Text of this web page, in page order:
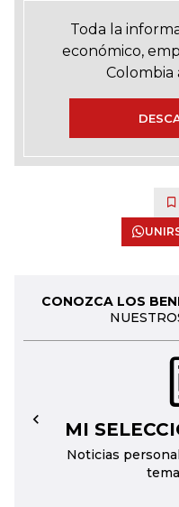
Toda la
económico,
Colombia
CONOZCA LOS
MI
Noticias
←